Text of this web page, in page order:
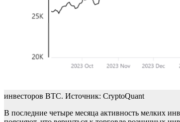
инвесторов BTC. Источник: CryptoQuant
В последние четыре месяца активность мелких